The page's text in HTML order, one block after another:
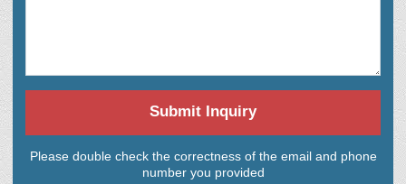
Submit Inquiry
Please double check the correctness of the email and phone
number you provided